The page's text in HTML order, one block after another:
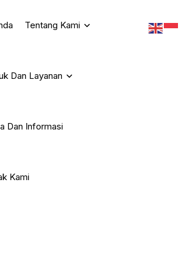
Tentang Kami
Dan Layanan
Dan Informasi
Kami